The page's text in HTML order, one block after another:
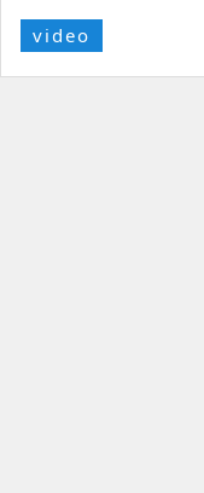
video